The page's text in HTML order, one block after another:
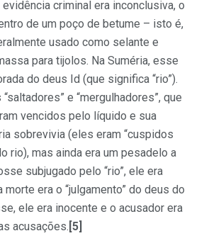
criminal era inconclusiva, o
de um poço de betume – isto é,
usado como selante e
para tijolos. Na Suméria, esse
do deus Id (que significa “rio”).
e “mergulhadores”, que
vencidos pelo líquido e sua
sobrevivia (eles eram “cuspidos
rio), mas ainda era um pesadelo a
subjugado pelo “rio”, ele era
era o “julgamento” do deus do
ele era inocente e o acusador era
acusações. [5]